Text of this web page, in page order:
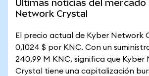
Últimas noticias del mercado
Network Crystal
El precio actual de Kyber Network
0,1024 $ por KNC. Con un
240,99 M KNC, significa que Kyber
Crystal tiene una capitalización